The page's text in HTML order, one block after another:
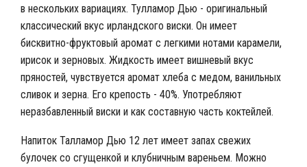
в нескольких вариациях. Тулламор Дью - оригинальный
классический вкус ирландского виски. Он имеет
бисквитно-фруктовый аромат с легкими нотами карамели,
ирисок и зерновых. Жидкость имеет вишневый вкус
пряностей, чувствуется аромат хлеба с медом, ванильных
сливок и зерна. Его крепость - 40%. Употребляют
неразбавленный виски и как составную часть коктейлей.
Напиток Талламор Дью 12 лет имеет запах свежих
булочек со сгущенкой и клубничным вареньем. Можно